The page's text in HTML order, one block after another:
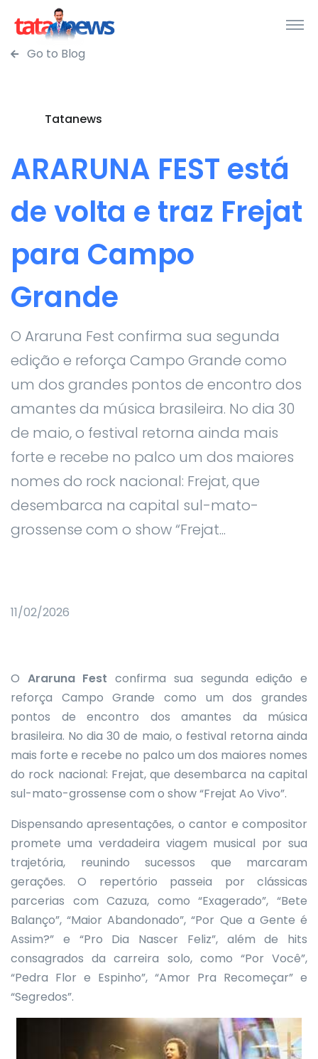
Go to Blog
Tatanews
ARARUNA FEST está
de volta e traz Frejat
para Campo
Grande
O Araruna Fest confirma sua segunda
edição e reforça Campo Grande como
um dos grandes pontos de encontro dos
amantes da música brasileira. No dia 30
de maio, o festival retorna ainda mais
forte e recebe no palco um dos maiores
nomes do rock nacional: Frejat, que
desembarca na capital sul-mato-
grossense com o show “Frejat...
11/02/2026
O Araruna Fest confirma sua segunda edição e
reforça Campo Grande como um dos grandes
pontos de encontro dos amantes da música
brasileira. No dia 30 de maio, o festival retorna ainda
mais forte e recebe no palco um dos maiores nomes
do rock nacional: Frejat, que desembarca na capital
sul-mato-grossense com o show “Frejat Ao Vivo”.
Dispensando apresentações, o cantor e compositor
promete uma verdadeira viagem musical por sua
trajetória, reunindo sucessos que marcaram
gerações. O repertório passeia por clássicas
parcerias com Cazuza, como “Exagerado”, “Bete
Balanço”, “Maior Abandonado”, “Por Que a Gente é
Assim?” e “Pro Dia Nascer Feliz”, além de hits
consagrados da carreira solo, como “Por Você”,
“Pedra Flor e Espinho”, “Amor Pra Recomeçar” e
“Segredos”.